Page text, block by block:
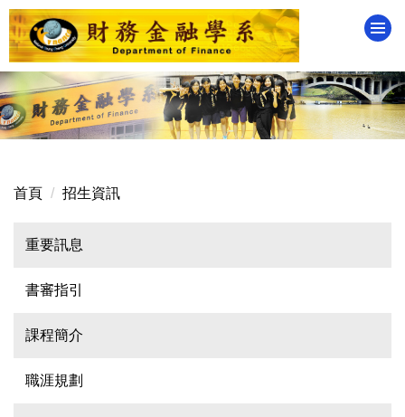
跳
到
主
要
內
容
區
首頁 招生資訊
重要訊息
書審指引
課程簡介
職涯規劃